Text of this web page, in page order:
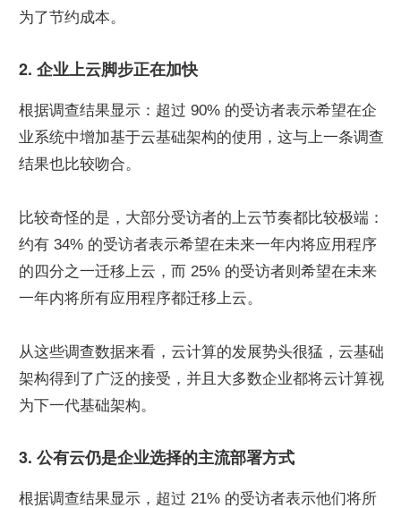
为了节约成本。
2. 企业上云脚步正在加快
根据调查结果显示：超过 90% 的受访者表示希望在企
业系统中增加基于云基础架构的使用，这与上一条调查
结果也比较吻合。
比较奇怪的是，大部分受访者的上云节奏都比较极端：
约有 34% 的受访者表示希望在未来一年内将应用程序
的四分之一迁移上云，而 25% 的受访者则希望在未来
一年内将所有应用程序都迁移上云。
从这些调查数据来看，云计算的发展势头很猛，云基础
架构得到了广泛的接受，并且大多数企业都将云计算视
为下一代基础架构。
3. 公有云仍是企业选择的主流部署方式
根据调查结果显示，超过 21% 的受访者表示他们将所